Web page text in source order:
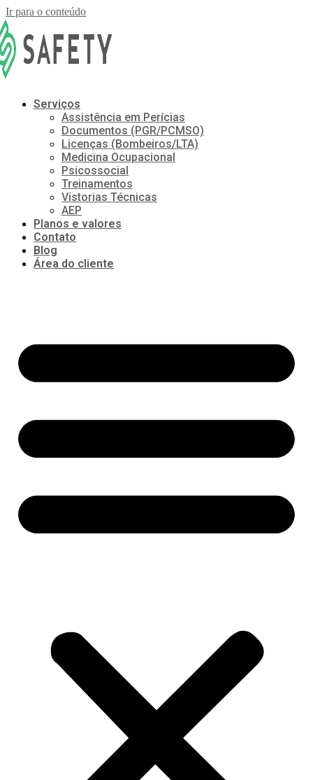
Ir para o conteúdo
Serviços
Assistência em Perícias
Documentos (PGR/PCMSO)
Licenças (Bombeiros/LTA)
Medicina Ocupacional
Psicossocial
Treinamentos
Vistorias Técnicas
AEP
Planos e valores
Contato
Blog
Área do cliente